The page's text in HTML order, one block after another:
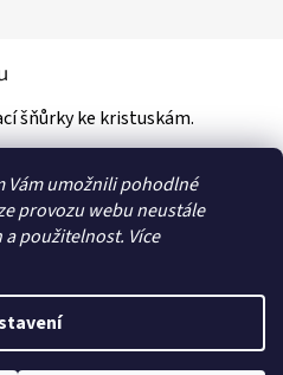
Vám umožnili pohodlné
provozu webu neustále
použitelnost. Více
šňůrky ke kristuskám.